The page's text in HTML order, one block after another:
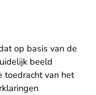
op basis van de
beeld
toedracht van het